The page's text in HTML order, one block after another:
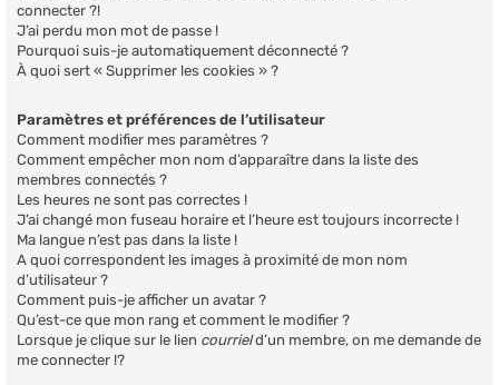
connecter ?!
J’ai perdu mon mot de passe !
Pourquoi suis-je automatiquement déconnecté ?
À quoi sert « Supprimer les cookies » ?
Paramètres et préférences de l’utilisateur
Comment modifier mes paramètres ?
Comment empêcher mon nom d’apparaître dans la liste des
membres connectés ?
Les heures ne sont pas correctes !
J’ai changé mon fuseau horaire et l’heure est toujours incorrecte !
Ma langue n’est pas dans la liste !
A quoi correspondent les images à proximité de mon nom
d’utilisateur ?
Comment puis-je afficher un avatar ?
Qu’est-ce que mon rang et comment le modifier ?
Lorsque je clique sur le lien courrield’un membre, on me demande de
me connecter !?